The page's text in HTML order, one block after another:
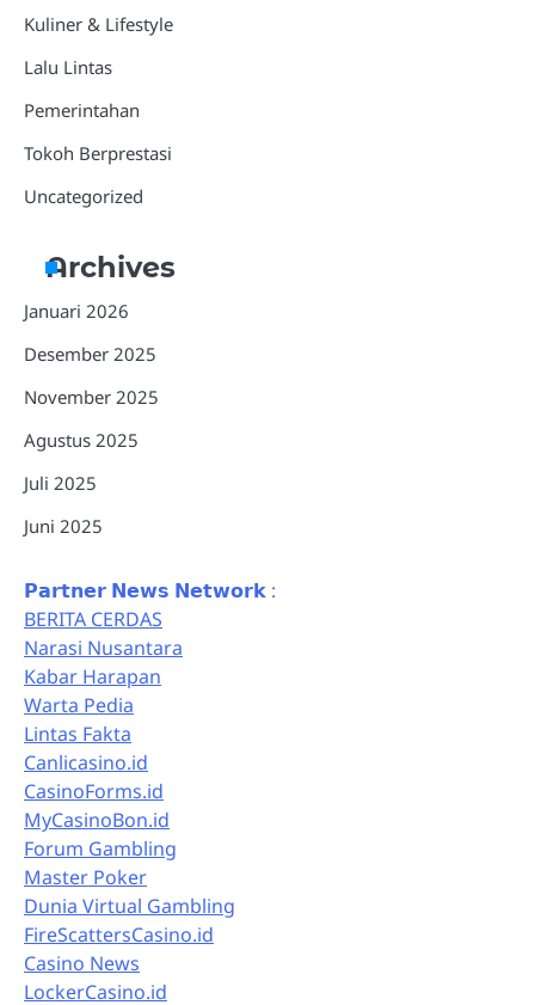
Kuliner & Lifestyle
Lalu Lintas
Pemerintahan
Tokoh Berprestasi
Uncategorized
Archives
Januari 2026
Desember 2025
November 2025
Agustus 2025
Juli 2025
Juni 2025
𝗣𝗮𝗿𝘁𝗻𝗲𝗿 𝗡𝗲𝘄𝘀 𝗡𝗲𝘁𝘄𝗼𝗿𝗸 :
BERITA CERDAS
Narasi Nusantara
Kabar Harapan
Warta Pedia
Lintas Fakta
Canlicasino.id
CasinoForms.id
MyCasinoBon.id
Forum Gambling
Master Poker
Dunia Virtual Gambling
FireScattersCasino.id
Casino News
LockerCasino.id